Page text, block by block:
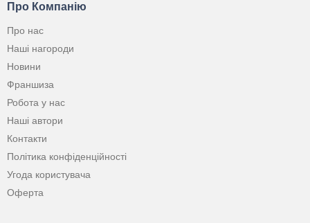
Про Компанію
Про нас
Наші нагороди
Новини
Франшиза
Робота у нас
Наші автори
Контакти
Політика конфіденційності
Угода користувача
Оферта